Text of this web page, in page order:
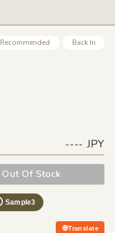
Recommended Back In
---- JPY
Out Of Stock
Sample3
Translate